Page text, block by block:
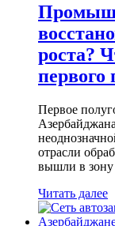
роста?
первого
Первое
отрасли
вышли в зону
Читать далее